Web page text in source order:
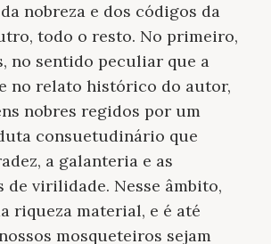
nobreza e dos códigos da
todo o resto. No primeiro,
no sentido peculiar que a
no relato histórico do autor,
nobres regidos por um
consuetudinário que
a galanteria e as
de virilidade. Nesse âmbito,
riqueza material, e é até
mosqueteiros sejam